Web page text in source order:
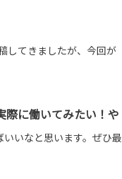
してきましたが、今回が
際に働いてみたい！や
いなと思います。ぜひ最